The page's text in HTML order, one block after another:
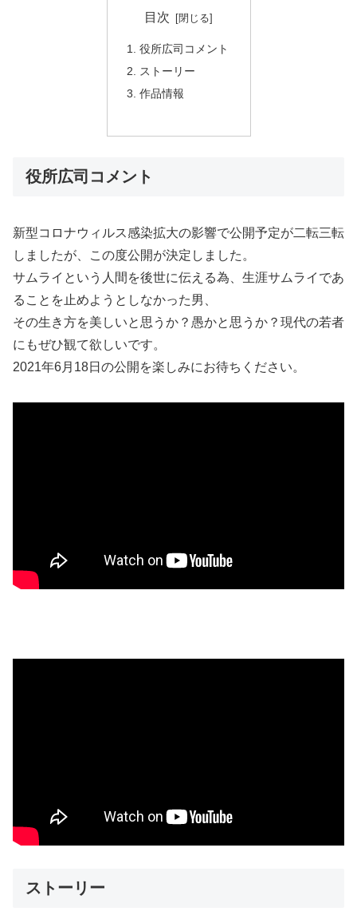
目次
役所広司コメント
ストーリー
作品情報
役所広司コメント
新型コロナウィルス感染拡大の影響で公開予定が二転三転
しましたが、この度公開が決定しました。
サムライという人間を後世に伝える為、生涯サムライであ
ることを止めようとしなかった男、
その生き方を美しいと思うか？愚かと思うか？現代の若者
にもぜひ観て欲しいです。
2021年6月18日の公開を楽しみにお待ちください。
ストーリー